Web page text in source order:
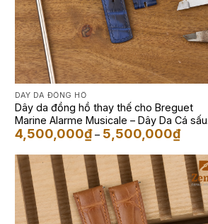
DÂY DA ĐỒNG HỒ
Dây da đồng hồ thay thế cho Breguet
Marine Alarme Musicale – Dây Da Cá sấu
Màu Camo Navy
4,500,000₫ – 5,500,000₫
giá:
đến